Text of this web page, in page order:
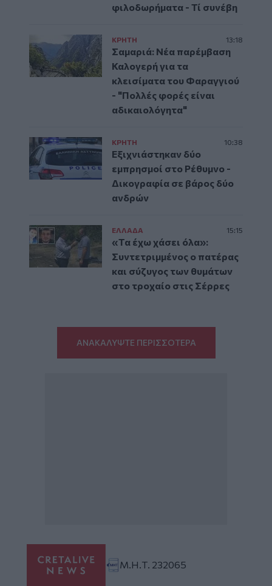
φιλοδωρήματα - Τί συνέβη
ΚΡΗΤΗ 13:18
Σαμαριά: Νέα παρέμβαση
Καλογερή για τα
κλεισίματα του Φαραγγιού
- "Πολλές φορές είναι
αδικαιολόγητα"
ΚΡΗΤΗ 10:38
Εξιχνιάστηκαν δύο
εμπρησμοί στο Ρέθυμνο -
Δικογραφία σε βάρος δύο
ανδρών
ΕΛΛAΔΑ 15:15
«Τα έχω χάσει όλα»:
Συντετριμμένος ο πατέρας
και σύζυγος των θυμάτων
στο τροχαίο στις Σέρρες
ΑΝΑΚΑΛΥΨΤΕ ΠΕΡΙΣΣΟΤΕΡΑ
Μ.Η.Τ. 232065